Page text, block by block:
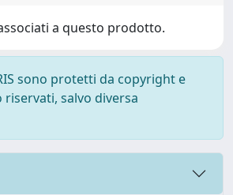
a questo prodotto.
sono protetti da copyright e
salvo diversa